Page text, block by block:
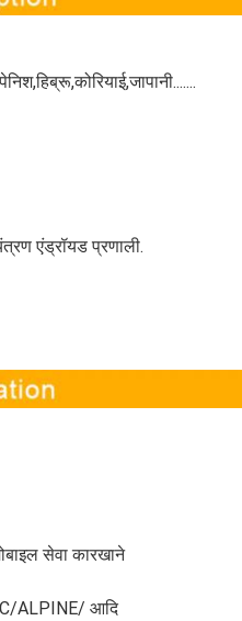
एंड्रॉयड प्रणाली.
सेवा कारखाने
ALPINE/ आदि